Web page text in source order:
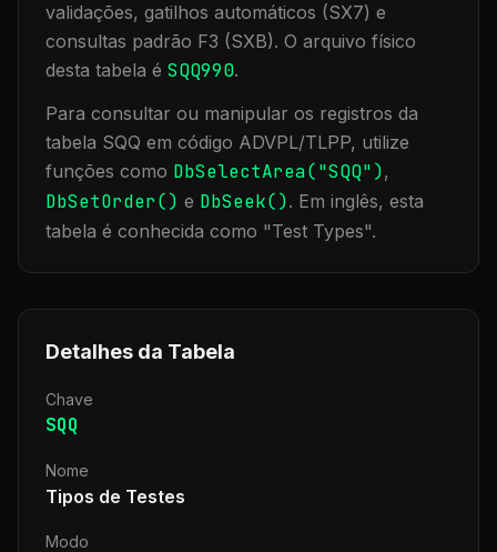
validações, gatilhos automáticos (SX7) e
consultas padrão F3 (SXB). O arquivo físico
desta tabela é SQQ990.
Para consultar ou manipular os registros da
tabela SQQ em código ADVPL/TLPP, utilize
funções como DbSelectArea("SQQ"),
DbSetOrder() e DbSeek(). Em inglês, esta
tabela é conhecida como "Test Types".
Detalhes da Tabela
Chave
SQQ
Nome
Tipos de Testes
Modo